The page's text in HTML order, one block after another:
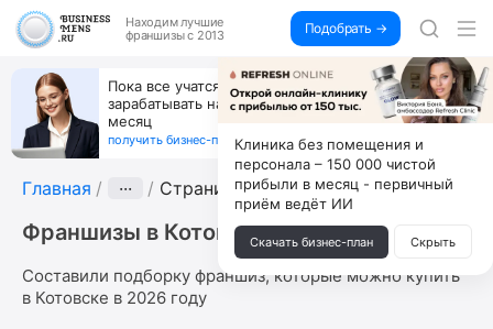
Находим лучшие
франшизы с 2013
Подобрать →
Пока все учатся пользоваться ИИ, вы можете
зарабатывать на их обучении по 500 тыс. каждый
месяц
получить бизнес-план ↓
Главная ··· Страница 6
Франшизы в Котовске
Составили подборку франшиз, которые можно купить
в Котовске в 2026 году
Клиника без помещения и
персонала – 150 000 чистой
прибыли в месяц - первичный
приём ведёт ИИ
Скачать бизнес-план Скрыть